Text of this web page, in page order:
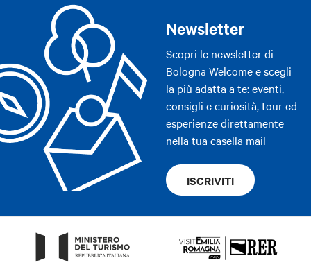
Newsletter
Scopri le newsletter di
Bologna Welcome e scegli
la più adatta a te: eventi,
consigli e curiosità, tour ed
esperienze direttamente
nella tua casella mail
ISCRIVITI